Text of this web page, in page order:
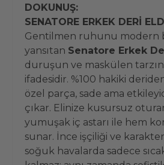
DOKUNUŞ:
SENATORE ERKEK DERİ
Gentilmen ruhunu modern
yansıtan Senatore Erkek
duruşun ve maskülen
ifadesidir. %100 hakiki
özel parça, sade ama
çıkar. Elinize kusursuz
yumuşak iç astarı ile hem
sunar. İnce işçiliği ve
soğuk havalarda sadece